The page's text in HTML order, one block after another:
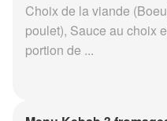
Choix de la viande
poulet), Sauce au choix
portion de ...